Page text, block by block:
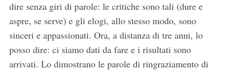
dire senza giri di parole: le critiche sono tali (dure e
aspre, se serve) e gli elogi, allo stesso modo, sono
sinceri e appassionati. Ora, a distanza di tre anni, lo
posso dire: ci siamo dati da fare e i risultati sono
arrivati. Lo dimostrano le parole di ringraziamento di